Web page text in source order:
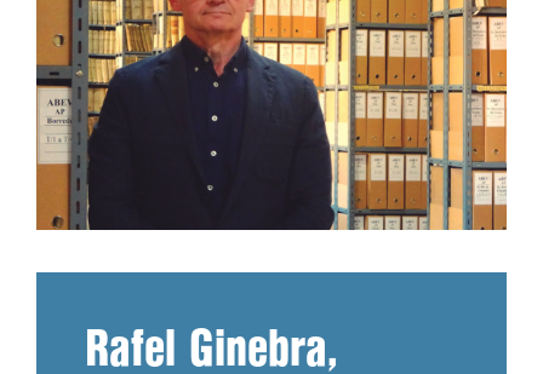
Rafel Ginebra,